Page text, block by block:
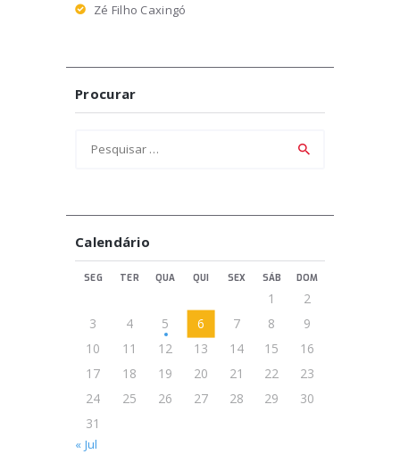
Zé Filho Caxingó
Procurar
por:
Calendário
SEG TER QUA QUI SEX SÁB DOM
1
2
3
4 5 6 7 8
9
10
11 12 13 14 15
16
17
18 19 20 21 22
23
24
25 26 27 28 29
30
31
« Jul